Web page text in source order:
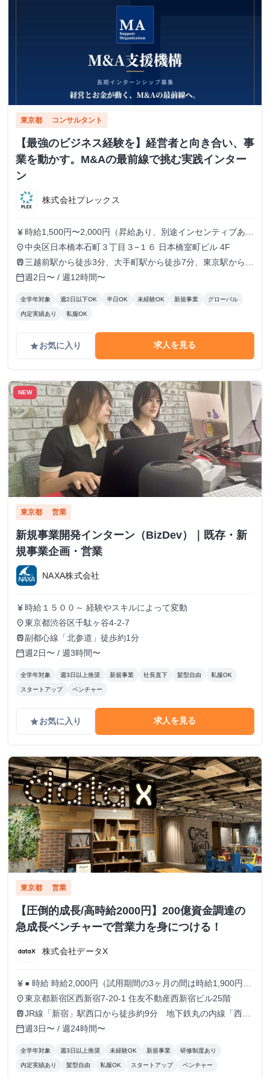
東京都 コンサルタント
【最強のビジネス経験を】経営者と向き合い、事
業を動かす。M&Aの最前線で挑む実践インター
ン
株式会社プレックス
currency_yen 時給1,500円〜2,000円（昇給あり、別途インセンティブあ
り）
place中央区日本橋本石町３丁目３−１６ 日本橋室町ビル 4F
train 三越前駅から徒歩3分、大手町駅から徒歩7分、東京駅から徒
歩9分
calendar_today週2日〜 / 週12時間〜
全学年対象 週2日以下OK 半日OK 未経験OK 新規事業 グローバル
内定実績あり 私服OK
gradeお気に入り 求人を見る
NEW
東京都 営業
新規事業開発インターン（BizDev）｜既存・新
規事業企画・営業
NAXA株式会社
currency_yen 時給１５００～ 経験やスキルによって変動
place東京都渋谷区千駄ヶ谷4-2-7
train副都心線「北参道」徒歩約1分
calendar_today週2日〜 / 週3時間〜
全学年対象 週3日以上推奨 新規事業 社長直下 髪型自由 私服OK
スタートアップ ベンチャー
gradeお気に入り 求人を見る
東京都 営業
【圧倒的成長/高時給2000円】200億資金調達の
急成長ベンチャーで営業力を身につける！
株式会社データX
currency_yen ● 時給 時給2,000円（試用期間の3ヶ月の間は時給1,900円）
※出勤日数に応じたボーナスもあり！！ ● 勤務時間 9:30
～18:30 ※月曜のみ10:30～19:30 ※実働8時間 ※原則残業な
たい人 どちらも大歓迎！！！
place 東京都新宿区西新宿7-20-1 住友不動産西新宿ビル25階
trainJR線「新宿」駅西口から徒歩約9分 地下鉄丸の内線「西新
宿」駅1番出口から徒歩約5分
calendar_today週3日〜 / 週24時間〜
全学年対象 週3日以上推奨 未経験OK 新規事業 研修制度あり
内定実績あり 髪型自由 私服OK スタートアップ ベンチャー